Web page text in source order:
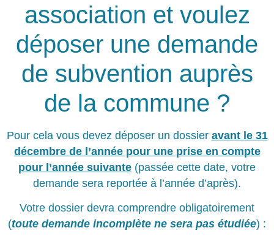
association et voulez
déposer une demande
de subvention auprès
de la commune ?
Pour cela vous devez déposer un dossier avant le 31
décembre de l’année pour une prise en compte
pour l’année suivante (passée cette date, votre
demande sera reportée à l’année d’après).
Votre dossier devra comprendre obligatoirement
(toute demande incomplète ne sera pas étudiée) :